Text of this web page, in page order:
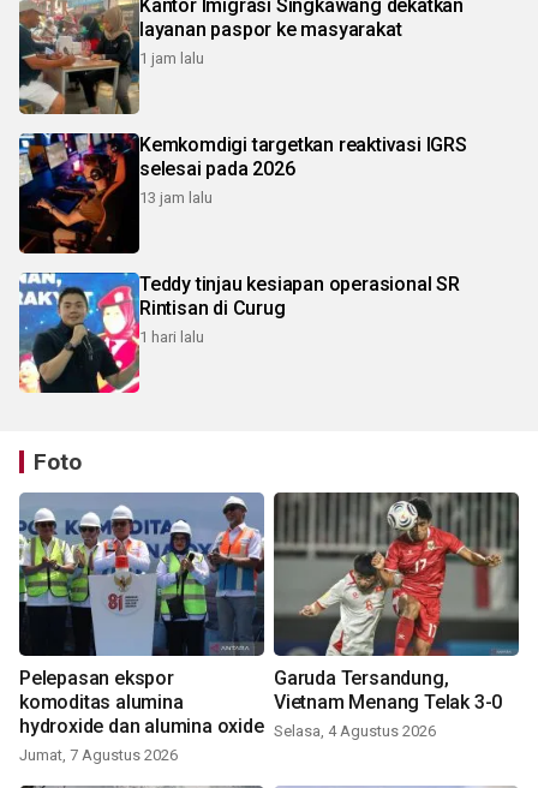
Kantor Imigrasi Singkawang dekatkan
layanan paspor ke masyarakat
1 jam lalu
Kemkomdigi targetkan reaktivasi IGRS
selesai pada 2026
13 jam lalu
Teddy tinjau kesiapan operasional SR
Rintisan di Curug
1 hari lalu
Foto
Pelepasan ekspor
komoditas alumina
hydroxide dan alumina oxide
Jumat, 7 Agustus 2026
Garuda Tersandung,
Vietnam Menang Telak 3-0
Selasa, 4 Agustus 2026